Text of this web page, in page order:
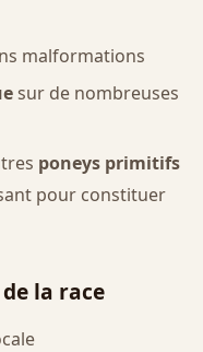
malformations
sur de nombreuses
poneys primitifs
pour constituer
la race